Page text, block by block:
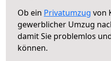
Ob ein Privatumzug von
gewerblicher Umzug
damit Sie problemlos
können.